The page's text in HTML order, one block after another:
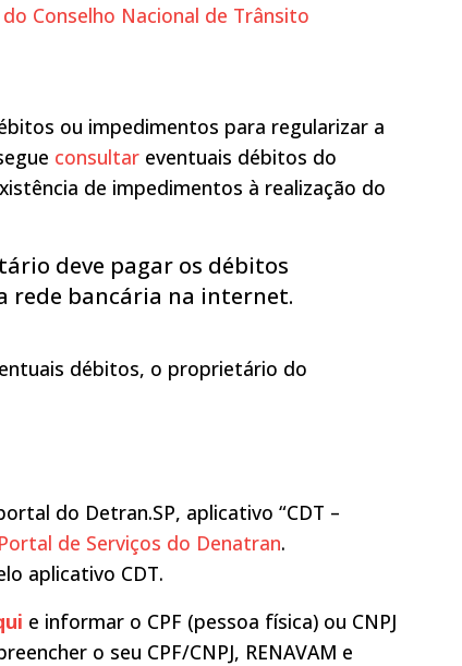
Conselho Nacional de Trânsito
ou impedimentos para regularizar a
consultar eventuais débitos do
de impedimentos à realização do
deve pagar os débitos
rede bancária na internet.
débitos, o proprietário do
do Detran.SP, aplicativo “CDT –
Portal de Serviços do Denatran.
aplicativo CDT.
e informar o CPF (pessoa física) ou CNPJ
o seu CPF/CNPJ, RENAVAM e